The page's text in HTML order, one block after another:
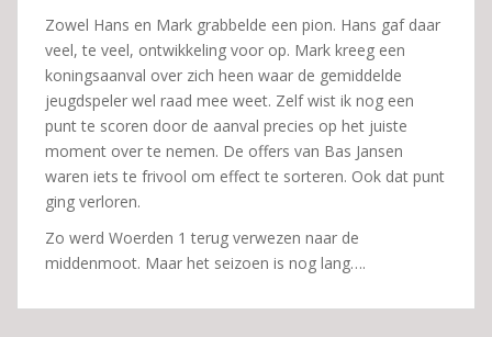
Zowel Hans en Mark grabbelde een pion. Hans gaf daar
veel, te veel, ontwikkeling voor op. Mark kreeg een
koningsaanval over zich heen waar de gemiddelde
jeugdspeler wel raad mee weet. Zelf wist ik nog een
punt te scoren door de aanval precies op het juiste
moment over te nemen. De offers van Bas Jansen
waren iets te frivool om effect te sorteren. Ook dat punt
ging verloren.
Zo werd Woerden 1 terug verwezen naar de
middenmoot. Maar het seizoen is nog lang….